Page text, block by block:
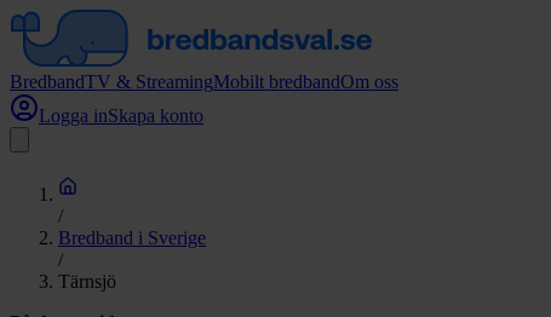
BredbandTV & StreamingMobilt bredbandOm oss
Logga inSkapa konto
/
Bredband i Sverige
/
Tärnsjö